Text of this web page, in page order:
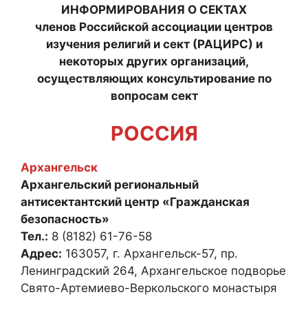
ИНФОРМИРОВАНИЯ О СЕКТАХ
членов Российской ассоциации центров
изучения религий и сект (РАЦИРС) и
некоторых других организаций,
осуществляющих консультирование по
вопросам сект
РОССИЯ
Архангельск
Архангельский региональный
антисектантский центр «Гражданская
безопасность»
Тел.: 8 (8182) 61-76-58
Адрес: 163057, г. Архангельск-57, пр.
Ленинградский 264, Архангельское подворье
Свято-Артемиево-Веркольского монастыря